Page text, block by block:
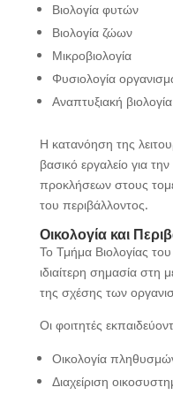
Βιολογία φυτών
Βιολογία ζώων
Μικροβιολογία
Φυσιολογία
Αναπτυξιακή βιολογία
Η κατανόηση της
βασικό εργαλείο για
προκλήσεων στους
του περιβάλλοντος.
Οικολογία και
Το Τμήμα Βιολογίας
ιδιαίτερη σημασία στη
της σχέσης των
Οι φοιτητές
Οικολογία
Διαχείριση